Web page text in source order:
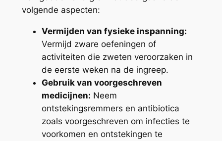
volgende aspecten:
Vermijden van fysieke inspanning:
Vermijd zware oefeningen of
activiteiten die zweten veroorzaken in
de eerste weken na de ingreep.
Gebruik van voorgeschreven
medicijnen: Neem
ontstekingsremmers en antibiotica
zoals voorgeschreven om infecties te
voorkomen en ontstekingen te